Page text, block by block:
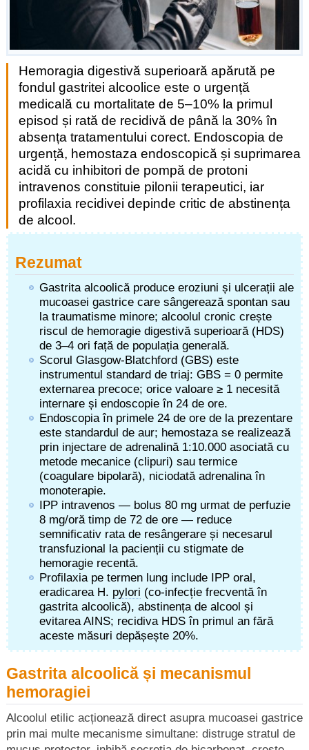
Hemoragia digestivă superioară apărută pe
fondul gastritei alcoolice este o urgență
medicală cu mortalitate de 5–10% la primul
episod și rată de recidivă de până la 30% în
absența tratamentului corect. Endoscopia de
urgență, hemostaza endoscopică și suprimarea
acidă cu inhibitori de pompă de protoni
intravenos constituie pilonii terapeutici, iar
profilaxia recidivei depinde critic de abstinența
de alcool.
Rezumat
Gastrita alcoolică produce eroziuni și ulcerații ale
mucoasei gastrice care sângerează spontan sau
la traumatisme minore; alcoolul cronic crește
riscul de hemoragie digestivă superioară (HDS)
de 3–4 ori față de populația generală.
Scorul Glasgow-Blatchford (GBS) este
instrumentul standard de triaj: GBS = 0 permite
externarea precoce; orice valoare ≥ 1 necesită
internare și endoscopie în 24 de ore.
Endoscopia în primele 24 de ore de la prezentare
este standardul de aur; hemostaza se realizează
prin injectare de adrenalină 1:10.000 asociată cu
metode mecanice (clipuri) sau termice
(coagulare bipolară), niciodată adrenalina în
monoterapie.
IPP intravenos — bolus 80 mg urmat de perfuzie
8 mg/oră timp de 72 de ore — reduce
semnificativ rata de resângerare și necesarul
transfuzional la pacienții cu stigmate de
hemoragie recentă.
Profilaxia pe termen lung include IPP oral,
eradicarea H. pylori (co-infecție frecventă în
gastrita alcoolică), abstinența de alcool și
evitarea AINS; recidiva HDS în primul an fără
aceste măsuri depășește 20%.
Gastrita alcoolică și mecanismul
hemoragiei
Alcoolul etilic acționează direct asupra mucoasei gastrice
prin mai multe mecanisme simultane: distruge stratul de